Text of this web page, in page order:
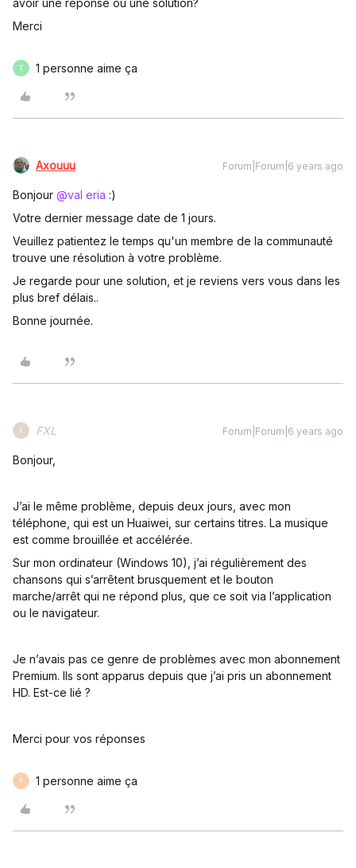
avoir une réponse ou une solution?
Merci
T 1 personne aime ça
Axouuu Forum|Forum|6 years ago
Bonjour @val eria :)
Votre dernier message date de 1 jours.
Veuillez patientez le temps qu'un membre de la communauté
trouve une résolution à votre problème.
Je regarde pour une solution, et je reviens vers vous dans les
plus bref délais..
Bonne journée.
F FXL Forum|Forum|6 years ago
Bonjour,
J’ai le même problème, depuis deux jours, avec mon
téléphone, qui est un Huaiwei, sur certains titres. La musique
est comme brouillée et accélérée.
Sur mon ordinateur (Windows 10), j’ai régulièrement des
chansons qui s’arrêtent brusquement et le bouton
marche/arrêt qui ne répond plus, que ce soit via l’application
ou le navigateur.
Je n’avais pas ce genre de problèmes avec mon abonnement
Premium. Ils sont apparus depuis que j’ai pris un abonnement
HD. Est-ce lié ?
Merci pour vos réponses
F 1 personne aime ça